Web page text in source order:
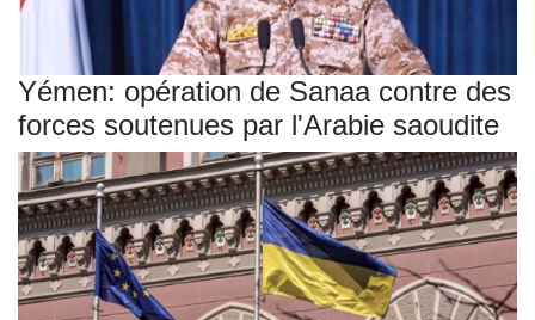
Yémen: opération de Sanaa contre des
forces soutenues par l'Arabie saoudite